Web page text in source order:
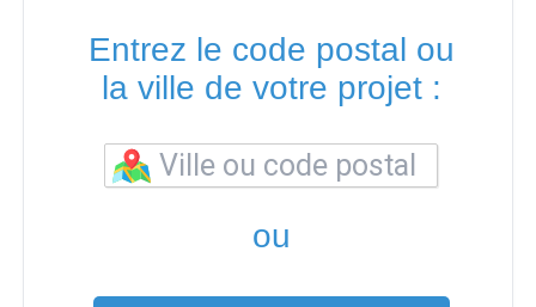
Entrez le code postal ou
la ville de votre projet :
ou